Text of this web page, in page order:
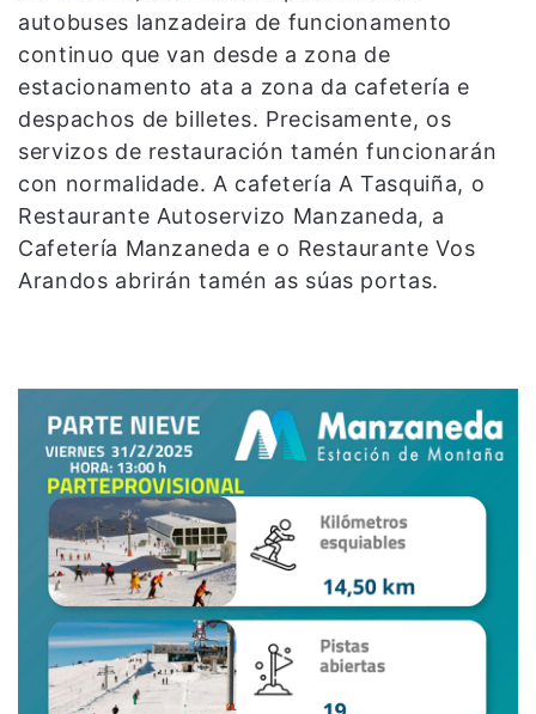
autobuses lanzadeira de funcionamento
continuo que van desde a zona de
estacionamento ata a zona da cafetería e
despachos de billetes. Precisamente, os
servizos de restauración tamén funcionarán
con normalidade. A cafetería A Tasquiña, o
Restaurante Autoservizo Manzaneda, a
Cafetería Manzaneda e o Restaurante Vos
Arandos abrirán tamén as súas portas.